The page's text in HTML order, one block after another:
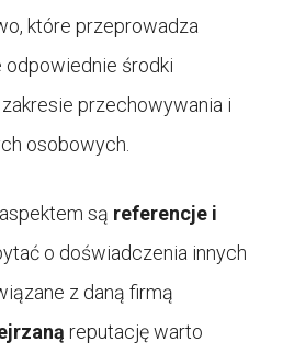
które przeprowadza
środki
przechowywania i
osobowych.
są referencje i
o doświadczenia innych
z daną firmą
reputację warto